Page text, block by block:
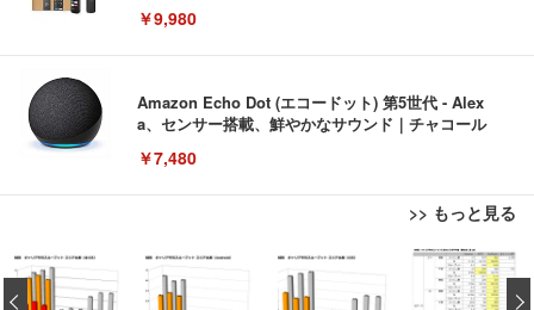
￥9,980
Amazon Echo Dot (エコードット) 第5世代 - Alex
a、センサー搭載、鮮やかなサウンド｜チャコール
￥7,480
>> もっと見る
[EdoErgo] オフィスチェア 椅子 テレワーク 疲れな
い 跳ね上げ式アームレスト コンパクト 約105度ロッ
キング pc 事務椅子 360度回転 座面昇降 強化ナイロ
EIZO ビジネス向けプレミアムモニター | FlexScan
EV3240X-WT | 31.5型4K UHD・USB Type-C・ホワ
イト
Amazonベーシック ペットシーツ 薄型 レギュラー 1
回使い捨て 無香料 ホワイト 300枚